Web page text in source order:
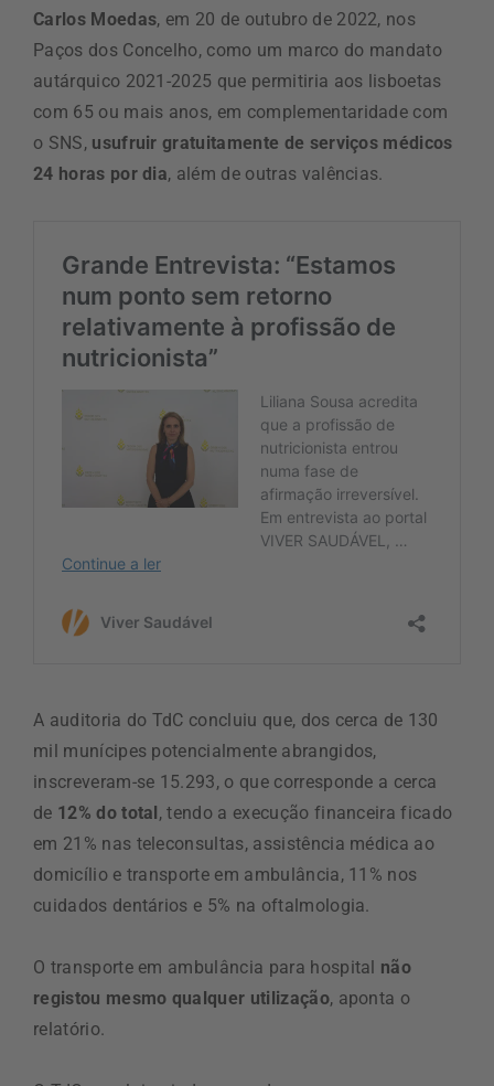
Carlos Moedas, em 20 de outubro de 2022, nos
Paços dos Concelho, como um marco do mandato
autárquico 2021-2025 que permitiria aos lisboetas
com 65 ou mais anos, em complementaridade com
o SNS, usufruir gratuitamente de serviços médicos
24 horas por dia, além de outras valências.
A auditoria do TdC concluiu que, dos cerca de 130
mil munícipes potencialmente abrangidos,
inscreveram-se 15.293, o que corresponde a cerca
de 12% do total, tendo a execução financeira ficado
em 21% nas teleconsultas, assistência médica ao
domicílio e transporte em ambulância, 11% nos
cuidados dentários e 5% na oftalmologia.
O transporte em ambulância para hospital não
registou mesmo qualquer utilização, aponta o
relatório.